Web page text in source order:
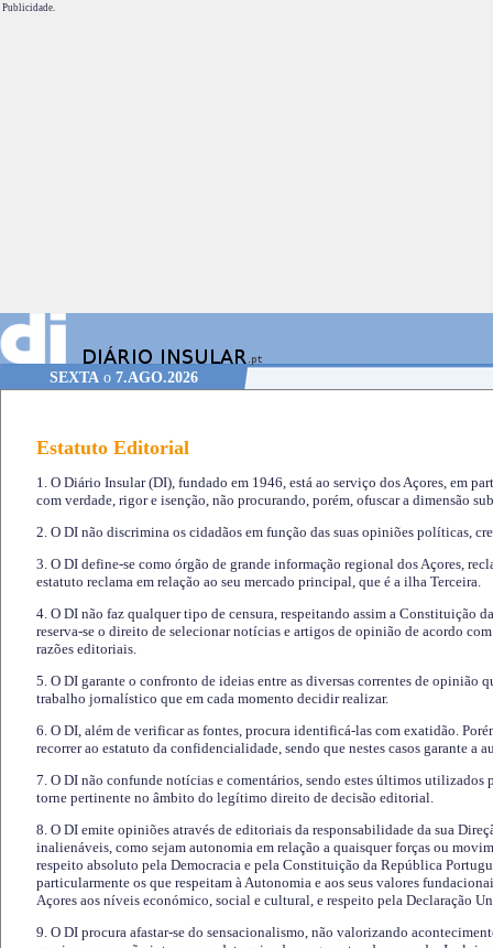
Publicidade.
SEXTA o 7.AGO.2026
Estatuto Editorial
1. O Diário Insular (DI), fundado em 1946, está ao serviço dos Açores, em
com verdade, rigor e isenção, não procurando, porém, ofuscar a dimensão
2. O DI não discrimina os cidadãos em função das suas opiniões políticas,
3. O DI define-se como órgão de grande informação regional dos Açores,
estatuto reclama em relação ao seu mercado principal, que é a ilha Terceira.
4. O DI não faz qualquer tipo de censura, respeitando assim a Constituição
reserva-se o direito de selecionar notícias e artigos de opinião de acordo
razões editoriais.
5. O DI garante o confronto de ideias entre as diversas correntes de opinião
trabalho jornalístico que em cada momento decidir realizar.
6. O DI, além de verificar as fontes, procura identificá-las com exatidão.
recorrer ao estatuto da confidencialidade, sendo que nestes casos garante a
7. O DI não confunde notícias e comentários, sendo estes últimos utilizados
torne pertinente no âmbito do legítimo direito de decisão editorial.
8. O DI emite opiniões através de editoriais da responsabilidade da sua
inalienáveis, como sejam autonomia em relação a quaisquer forças ou
respeito absoluto pela Democracia e pela Constituição da República
particularmente os que respeitam à Autonomia e aos seus valores
Açores aos níveis económico, social e cultural, e respeito pela Declaração
9. O DI procura afastar-se do sensacionalismo, não valorizando